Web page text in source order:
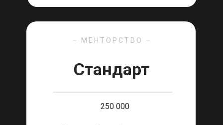
Стандарт
– МЕНТОРСТВО –
250 000